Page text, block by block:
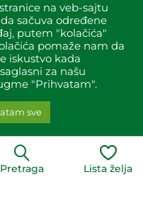
na veb-sajtu
sačuva određene
putem "kolačića"
pomaže nam da
iskustvo kada
za našu
"Prihvatam".
sve
Pretraga Lista želja